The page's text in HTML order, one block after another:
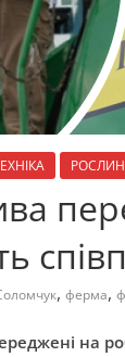
, ферма,
на